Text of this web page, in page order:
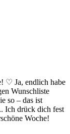
♡ Ja, endlich habe
Wunschliste
so – das ist
Ich drück dich fest
Woche!